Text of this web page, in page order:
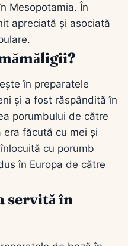
Mesopotamia. În
apreciată și asociată
în preparatele
și a fost răspândită în
porumbului de către
era făcută cu mei și
cu porumb
în Europa de către
servită în